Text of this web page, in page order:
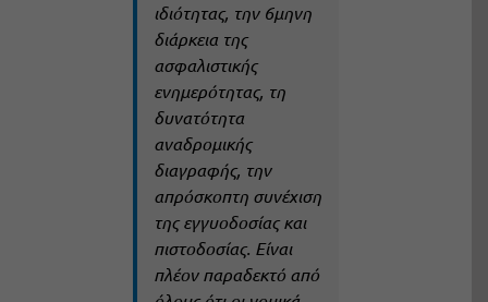
ιδιότητας, την 6μηνη
διάρκεια της
ασφαλιστικής
ενημερότητας, τη
δυνατότητα
αναδρομικής
διαγραφής, την
απρόσκοπτη συνέχιση
της εγγυοδοσίας και
πιστοδοσίας. Είναι
πλέον παραδεκτό από